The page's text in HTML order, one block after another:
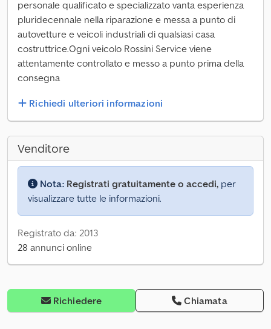
personale qualificato e specializzato vanta esperienza
pluridecennale nella riparazione e messa a punto di
autovetture e veicoli industriali di qualsiasi casa
costruttrice.Ogni veicolo Rossini Service viene
attentamente controllato e messo a punto prima della
consegna
Richiedi ulteriori informazioni
Venditore
Nota: Registrati gratuitamente o accedi, per
visualizzare tutte le informazioni.
Registrato da: 2013
28 annunci online
Richiedere Chiamata